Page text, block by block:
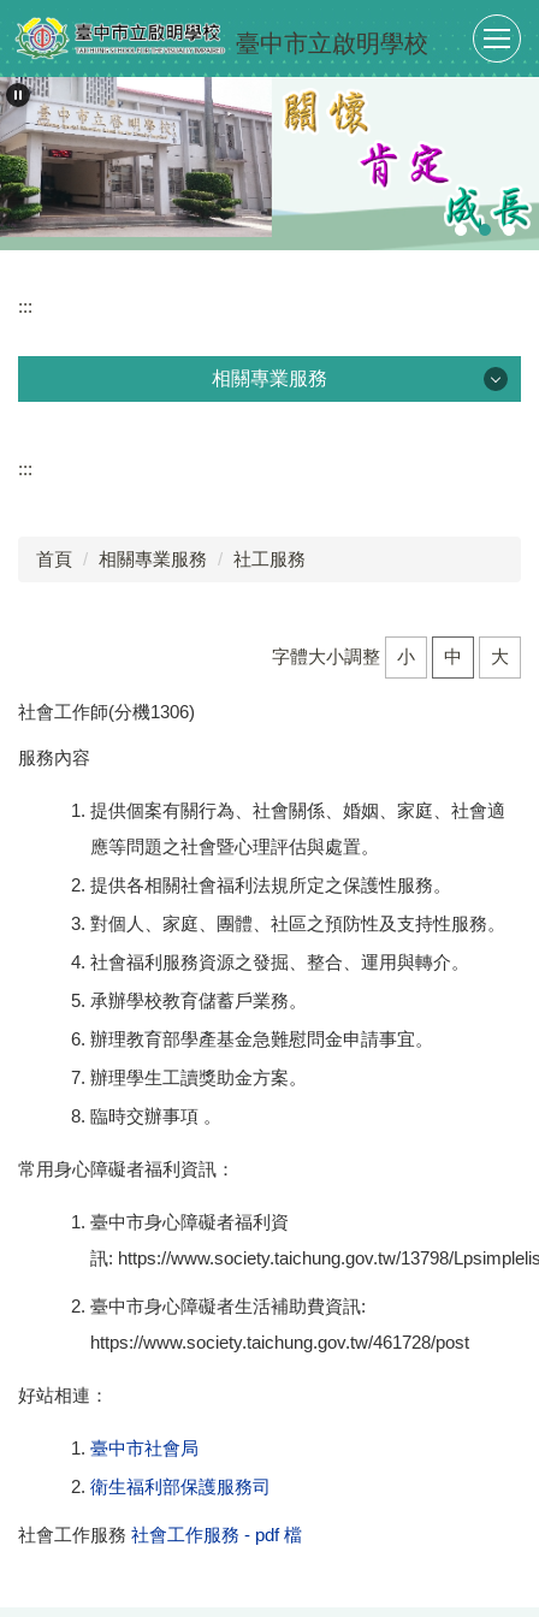
跳
到
主
要
內
容
區
臺中市立啟明學校
:::
相關專業服務
語言治療
社工服務
臺中市視覺障礙教育服務計畫
:::
首頁 相關專業服務 社工服務
字體大小調整 小 中 大
社會工作師(分機1306)
服務內容
提供個案有關行為、社會關係、婚姻、家庭、社會適
應等問題之社會暨心理評估與處置。
提供各相關社會福利法規所定之保護性服務。
對個人、家庭、團體、社區之預防性及支持性服務。
社會福利服務資源之發掘、整合、運用與轉介。
承辦學校教育儲蓄戶業務。
辦理教育部學產基金急難慰問金申請事宜。
辦理學生工讀獎助金方案。
臨時交辦事項 。
常用身心障礙者福利資訊：
臺中市身心障礙者福利資
訊: https://www.society.taichung.gov.tw/13798/
臺中市身心障礙者生活補助費資訊:
https://www.society.taichung.gov.tw/461728/post
好站相連：
臺中市社會局
衛生福利部保護服務司
社會工作服務 社會工作服務 - pdf 檔